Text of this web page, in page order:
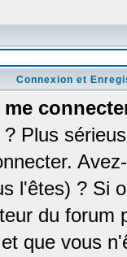
Connexion et
Plus
l'êtes) ? Si
du forum
que vous